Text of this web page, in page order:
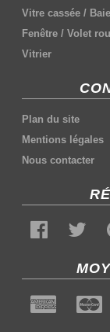
Vitre cassée /
Fenêtre /Volet
Vitrier
Plan du site
Mentions légales
Nous contacter